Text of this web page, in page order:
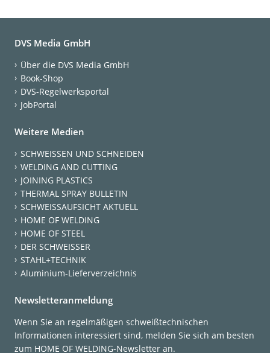
DVS Media GmbH
Über die DVS Media GmbH
Book-Shop
DVS-Regelwerksportal
JobPortal
Weitere Medien
SCHWEISSEN UND SCHNEIDEN
WELDING AND CUTTING
JOINING PLASTICS
THERMAL SPRAY BULLETIN
SCHWEISSAUFSICHT AKTUELL
HOME OF WELDING
HOME OF STEEL
DER SCHWEISSER
STAHL+TECHNIK
Aluminium-Lieferverzeichnis
Newsletteranmeldung
Wenn Sie an regelmäßigen schweißtechnischen
Informationen interessiert sind, melden Sie sich am besten
zum HOME OF WELDING-Newsletter an.